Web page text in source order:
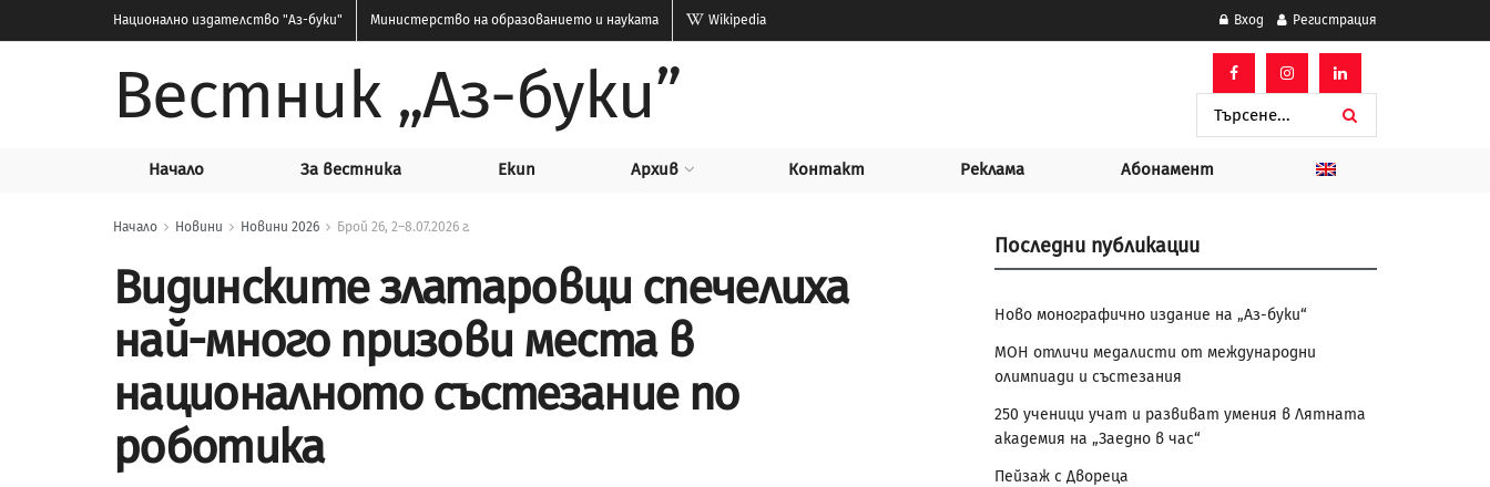
Национално издателство "Аз-буки" Министерство на образованието и науката Wikipedia Вход Регистрация
Вестник „Аз-буки”
Начало За вестника Екип Архив Контакт Реклама Абонамент
Начало Новини Новини 2026 Брой 26, 2–8.07.2026 г.
Видинските златаровци спечелиха
най-много призови места в
националното състезание по
роботика
Последни публикации
Ново монографично издание на „Аз-буки“
МОН отличи медалисти от международни
олимпиади и състезания
250 ученици учат и развиват умения в Лятната
академия на „Заедно в час“
Пейзаж с Двореца